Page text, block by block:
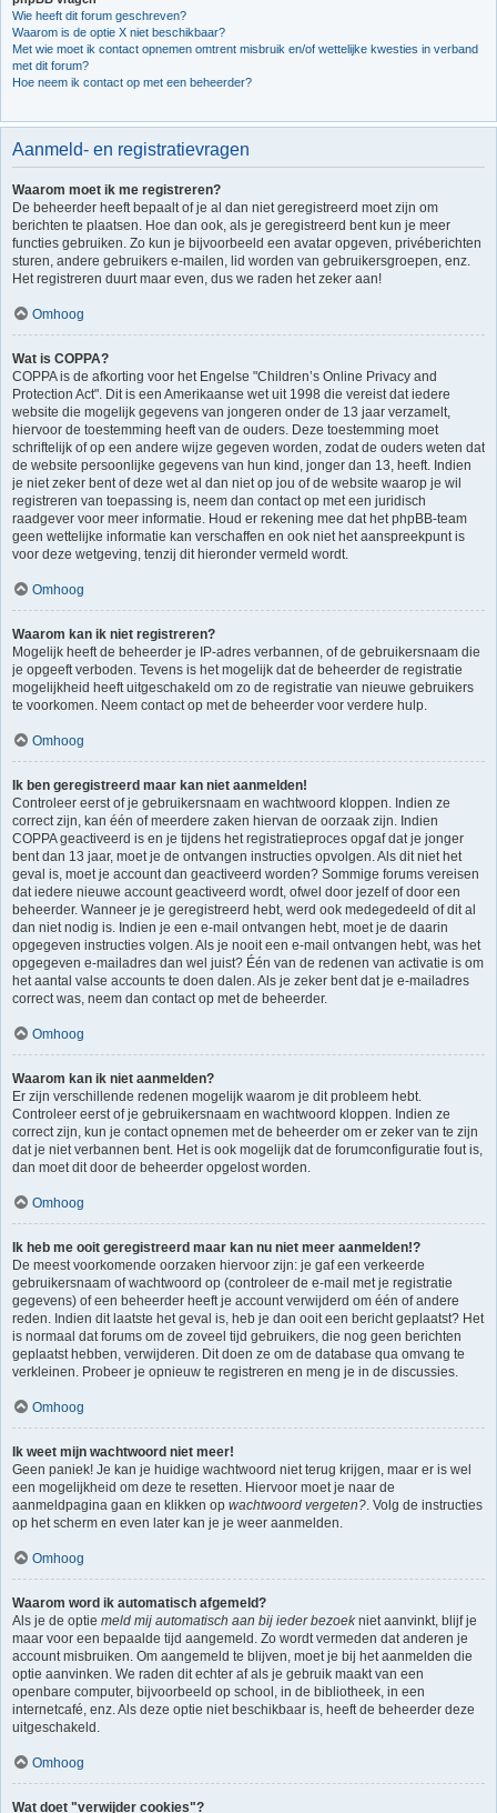
Wie heeft dit forum geschreven?
Waarom is de optie X niet beschikbaar?
Met wie moet ik contact opnemen omtrent misbruik en/of wettelijke kwesties in verband
met dit forum?
Hoe neem ik contact op met een beheerder?
Aanmeld- en registratievragen
Waarom moet ik me registreren?
De beheerder heeft bepaalt of je al dan niet geregistreerd moet zijn om
berichten te plaatsen. Hoe dan ook, als je geregistreerd bent kun je meer
functies gebruiken. Zo kun je bijvoorbeeld een avatar opgeven, privéberichten
sturen, andere gebruikers e-mailen, lid worden van gebruikersgroepen, enz.
Het registreren duurt maar even, dus we raden het zeker aan!
Omhoog
Wat is COPPA?
COPPA is de afkorting voor het Engelse "Children’s Online Privacy and
Protection Act". Dit is een Amerikaanse wet uit 1998 die vereist dat iedere
website die mogelijk gegevens van jongeren onder de 13 jaar verzamelt,
hiervoor de toestemming heeft van de ouders. Deze toestemming moet
schriftelijk of op een andere wijze gegeven worden, zodat de ouders weten dat
de website persoonlijke gegevens van hun kind, jonger dan 13, heeft. Indien
je niet zeker bent of deze wet al dan niet op jou of de website waarop je wil
registreren van toepassing is, neem dan contact op met een juridisch
raadgever voor meer informatie. Houd er rekening mee dat het phpBB-team
geen wettelijke informatie kan verschaffen en ook niet het aanspreekpunt is
voor deze wetgeving, tenzij dit hieronder vermeld wordt.
Omhoog
Waarom kan ik niet registreren?
Mogelijk heeft de beheerder je IP-adres verbannen, of de gebruikersnaam die
je opgeeft verboden. Tevens is het mogelijk dat de beheerder de registratie
mogelijkheid heeft uitgeschakeld om zo de registratie van nieuwe gebruikers
te voorkomen. Neem contact op met de beheerder voor verdere hulp.
Omhoog
Ik ben geregistreerd maar kan niet aanmelden!
Controleer eerst of je gebruikersnaam en wachtwoord kloppen. Indien ze
correct zijn, kan één of meerdere zaken hiervan de oorzaak zijn. Indien
COPPA geactiveerd is en je tijdens het registratieproces opgaf dat je jonger
bent dan 13 jaar, moet je de ontvangen instructies opvolgen. Als dit niet het
geval is, moet je account dan geactiveerd worden? Sommige forums vereisen
dat iedere nieuwe account geactiveerd wordt, ofwel door jezelf of door een
beheerder. Wanneer je je geregistreerd hebt, werd ook medegedeeld of dit al
dan niet nodig is. Indien je een e-mail ontvangen hebt, moet je de daarin
opgegeven instructies volgen. Als je nooit een e-mail ontvangen hebt, was het
opgegeven e-mailadres dan wel juist? Één van de redenen van activatie is om
het aantal valse accounts te doen dalen. Als je zeker bent dat je e-mailadres
correct was, neem dan contact op met de beheerder.
Omhoog
Waarom kan ik niet aanmelden?
Er zijn verschillende redenen mogelijk waarom je dit probleem hebt.
Controleer eerst of je gebruikersnaam en wachtwoord kloppen. Indien ze
correct zijn, kun je contact opnemen met de beheerder om er zeker van te zijn
dat je niet verbannen bent. Het is ook mogelijk dat de forumconfiguratie fout is,
dan moet dit door de beheerder opgelost worden.
Omhoog
Ik heb me ooit geregistreerd maar kan nu niet meer aanmelden!?
De meest voorkomende oorzaken hiervoor zijn: je gaf een verkeerde
gebruikersnaam of wachtwoord op (controleer de e-mail met je registratie
gegevens) of een beheerder heeft je account verwijderd om één of andere
reden. Indien dit laatste het geval is, heb je dan ooit een bericht geplaatst? Het
is normaal dat forums om de zoveel tijd gebruikers, die nog geen berichten
geplaatst hebben, verwijderen. Dit doen ze om de database qua omvang te
verkleinen. Probeer je opnieuw te registreren en meng je in de discussies.
Omhoog
Ik weet mijn wachtwoord niet meer!
Geen paniek! Je kan je huidige wachtwoord niet terug krijgen, maar er is wel
een mogelijkheid om deze te resetten. Hiervoor moet je naar de
aanmeldpagina gaan en klikken op wachtwoord vergeten?. Volg de instructies
op het scherm en even later kan je je weer aanmelden.
Omhoog
Waarom word ik automatisch afgemeld?
Als je de optie meld mij automatisch aan bij ieder bezoekniet aanvinkt, blijf je
maar voor een bepaalde tijd aangemeld. Zo wordt vermeden dat anderen je
account misbruiken. Om aangemeld te blijven, moet je bij het aanmelden die
optie aanvinken. We raden dit echter af als je gebruik maakt van een
openbare computer, bijvoorbeeld op school, in de bibliotheek, in een
internetcafé, enz. Als deze optie niet beschikbaar is, heeft de beheerder deze
uitgeschakeld.
Omhoog
Wat doet "verwijder cookies"?